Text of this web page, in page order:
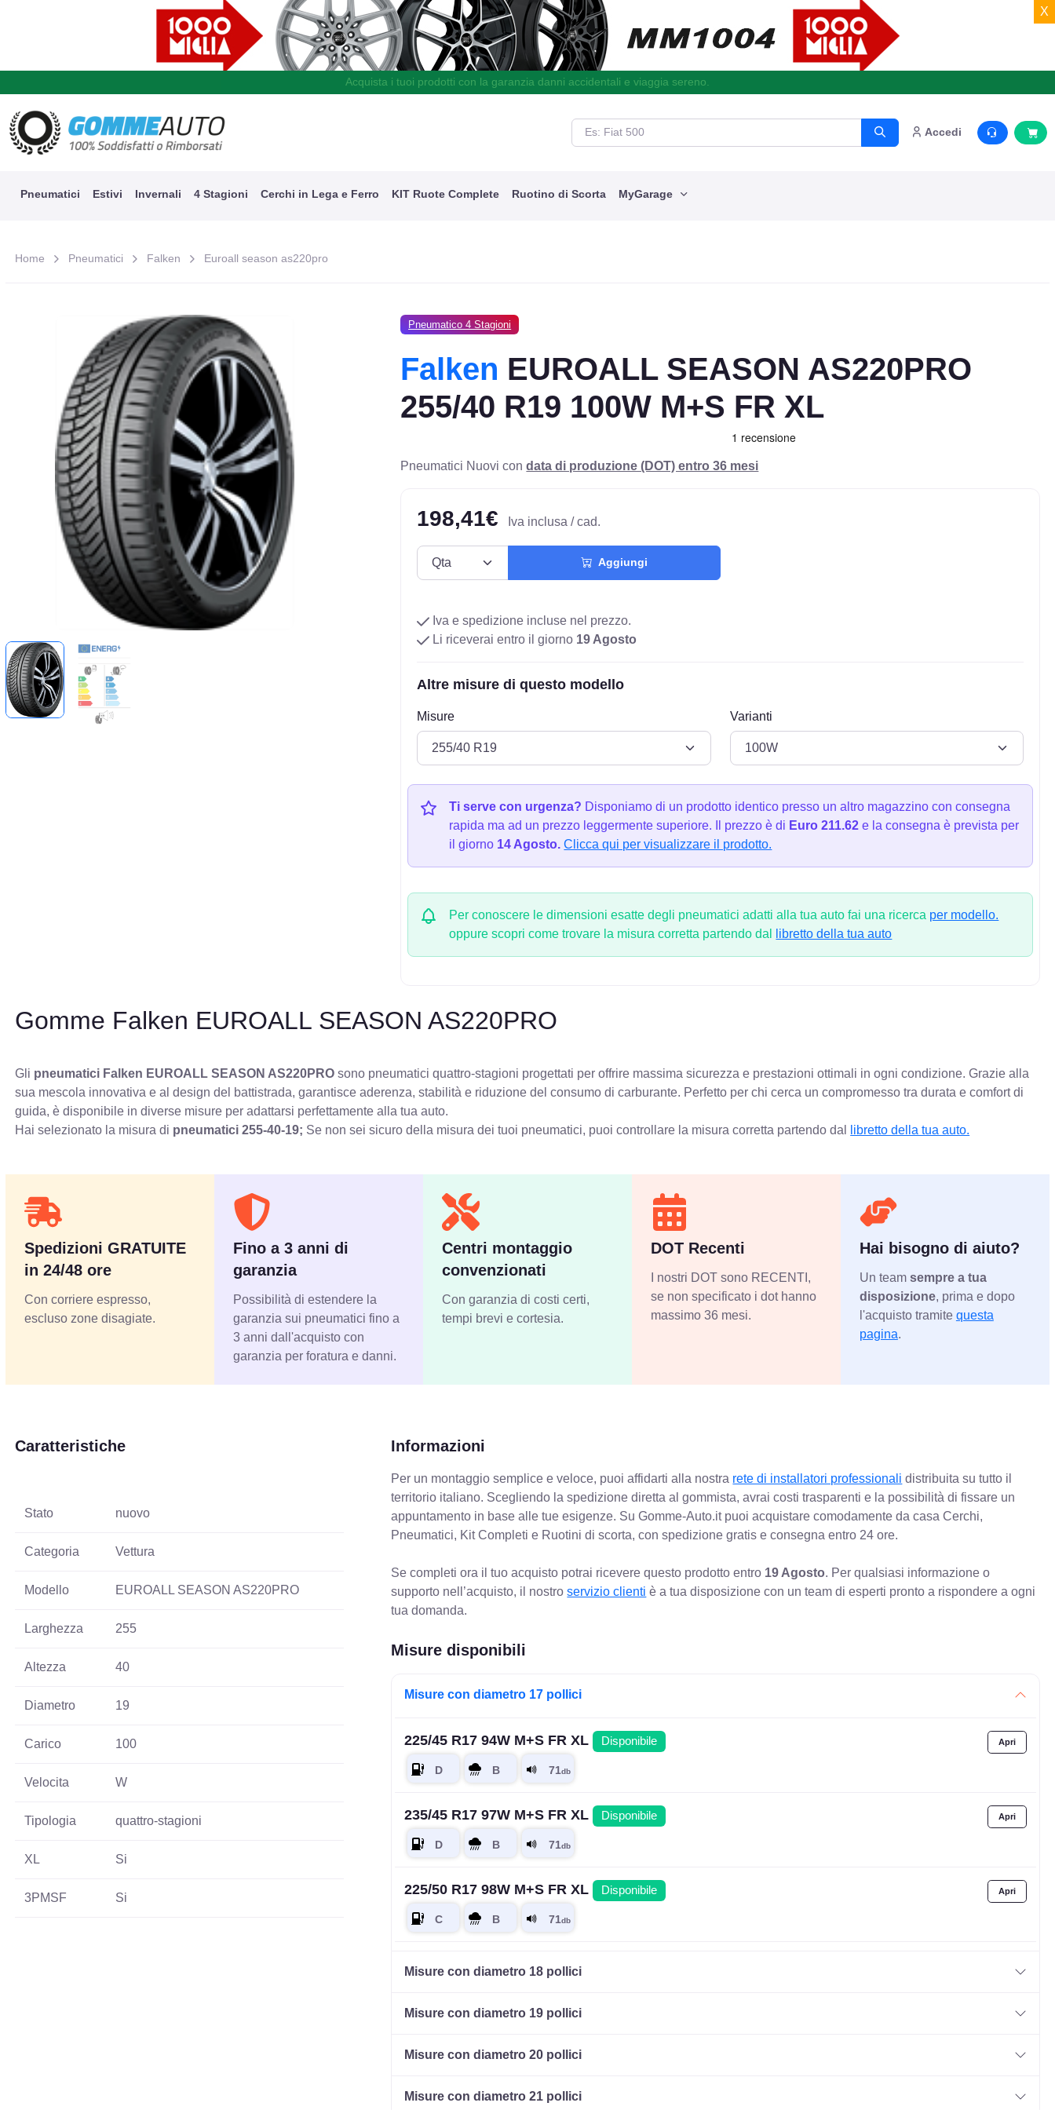
X
Acquista i tuoi prodotti con la garanzia danni accidentali e viaggia sereno.
Accedi
Pneumatici Estivi Invernali 4 Stagioni Cerchi in Lega e Ferro KIT Ruote Complete Ruotino di Scorta MyGarage
Home Pneumatici Falken Euroall season as220pro
Pneumatico 4 Stagioni
Falken EUROALL SEASON AS220PRO
255/40 R19 100W M+S FR XL
Pneumatici Nuovi condata di produzione (DOT) entro 36 mesi
198,41€ Iva inclusa / cad.
Aggiungi
Iva e spedizione incluse nel prezzo.
Li riceverai entro il giorno 19 Agosto
Altre misure di questo modello
Misure Varianti
Ti serve con urgenza? Disponiamo di un prodotto identico presso un altro magazzino con consegna
rapida ma ad un prezzo leggermente superiore. Il prezzo è di Euro 211.62 e la consegna è prevista per
il giorno 14 Agosto. Clicca qui per visualizzare il prodotto.
Per conoscere le dimensioni esatte degli pneumatici adatti alla tua auto fai una ricerca per modello.
oppure scopri come trovare la misura corretta partendo dal
libretto della tua auto
Gomme Falken EUROALL SEASON AS220PRO
Gli pneumatici Falken EUROALL SEASON AS220PRO sono pneumatici quattro-stagioni progettati per offrire massima sicurezza e prestazioni ottimali in ogni condizione. Grazie alla
sua mescola innovativa e al design del battistrada, garantisce aderenza, stabilità e riduzione del consumo di carburante. Perfetto per chi cerca un compromesso tra durata e comfort di
guida, è disponibile in diverse misure per adattarsi perfettamente alla tua auto.
Hai selezionato la misura di pneumatici255-40-19; Se non sei sicuro della misura dei tuoi pneumatici, puoi controllare la misura corretta partendo dal libretto della tua auto.
Spedizioni GRATUITE
in 24/48 ore
Con corriere espresso,
escluso zone disagiate.
Fino a 3 anni di
garanzia
Possibilità di estendere la
garanzia sui pneumatici fino a
3 anni dall'acquisto con
garanzia per foratura e danni.
Centri montaggio
convenzionati
Con garanzia di costi certi,
tempi brevi e cortesia.
DOT Recenti
I nostri DOT sono RECENTI,
se non specificato i dot hanno
massimo 36 mesi.
Hai bisogno di aiuto?
Un team sempre a tua
disposizione, prima e dopo
l'acquisto tramite questa
pagina.
Caratteristiche
Stato nuovo
Categoria Vettura
Modello EUROALL SEASON AS220PRO
Larghezza 255
Altezza 40
Diametro 19
Carico 100
Velocita W
Tipologia quattro-stagioni
XL Si
3PMSF Si
Informazioni
Per un montaggio semplice e veloce, puoi affidarti alla nostra rete di installatori professionali distribuita su tutto il
territorio italiano. Scegliendo la spedizione diretta al gommista, avrai costi trasparenti e la possibilità di fissare un
appuntamento in base alle tue esigenze. Su Gomme-Auto.it puoi acquistare comodamente da casa Cerchi,
Pneumatici, Kit Completi e Ruotini di scorta, con spedizione gratis e consegna entro 24 ore.
Se completi ora il tuo acquisto potrai ricevere questo prodotto entro 19 Agosto. Per qualsiasi informazione o
supporto nell’acquisto, il nostroservizio clienti è a tua disposizione con un team di esperti pronto a rispondere a ogni
tua domanda.
Misure disponibili
Misure con diametro 17 pollici
225/45 R17 94W M+S FR XL Disponibile
235/45 R17 97W M+S FR XL Disponibile
225/50 R17 98W M+S FR XL Disponibile
235/65 R17 108V M+S XL
Misure con diametro 18 pollici
Misure con diametro 19 pollici
Misure con diametro 20 pollici
Misure con diametro 21 pollici